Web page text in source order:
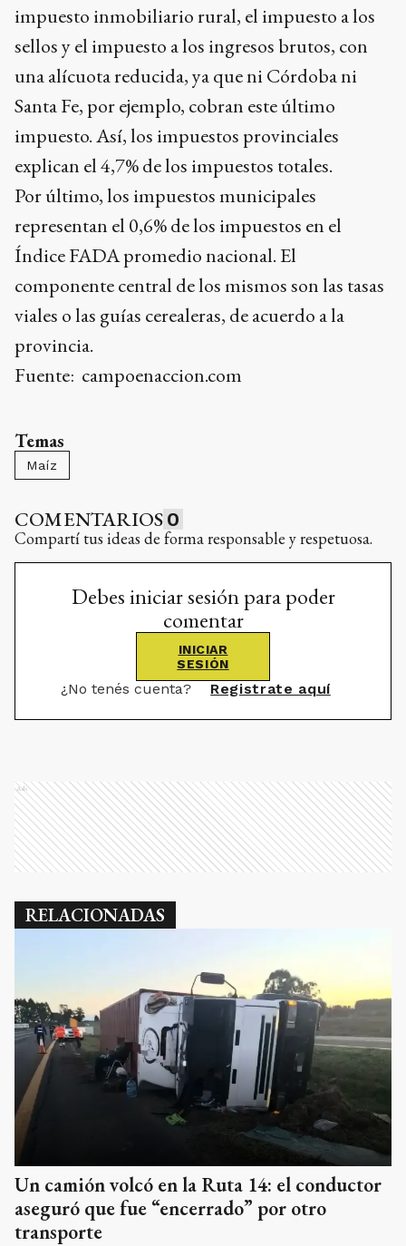
impuesto inmobiliario rural, el impuesto a los
sellos y el impuesto a los ingresos brutos, con
una alícuota reducida, ya que ni Córdoba ni
Santa Fe, por ejemplo, cobran este último
impuesto. Así, los impuestos provinciales
explican el 4,7% de los impuestos totales.
Por último, los impuestos municipales
representan el 0,6% de los impuestos en el
Índice FADA promedio nacional. El
componente central de los mismos son las tasas
viales o las guías cerealeras, de acuerdo a la
provincia.
Fuente: campoenaccion.com
Temas
Maíz
COMENTARIOS 0
Compartí tus ideas de forma responsable y respetuosa.
Debes iniciar sesión para poder
comentar
INICIAR
SESIÓN
¿No tenés cuenta? Registrate aquí
Ads
RELACIONADAS
Un camión volcó en la Ruta 14: el conductor
aseguró que fue “encerrado” por otro
transporte